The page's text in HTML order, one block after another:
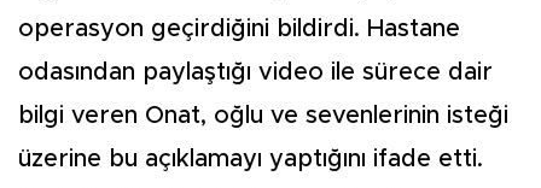
operasyon geçirdiğini bildirdi. Hastane
odasından paylaştığı video ile sürece dair
bilgi veren Onat, oğlu ve sevenlerinin isteği
üzerine bu açıklamayı yaptığını ifade etti.